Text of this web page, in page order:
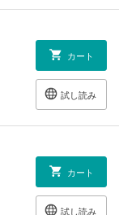
カート
試し読み
カート
試し読み